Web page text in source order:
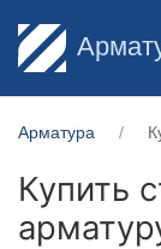
Арматура
Купить